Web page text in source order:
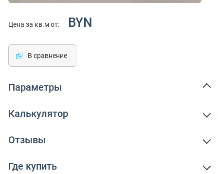
Цена за кв.м от: BYN
В сравнение
Параметры
Калькулятор
Отзывы
Где купить